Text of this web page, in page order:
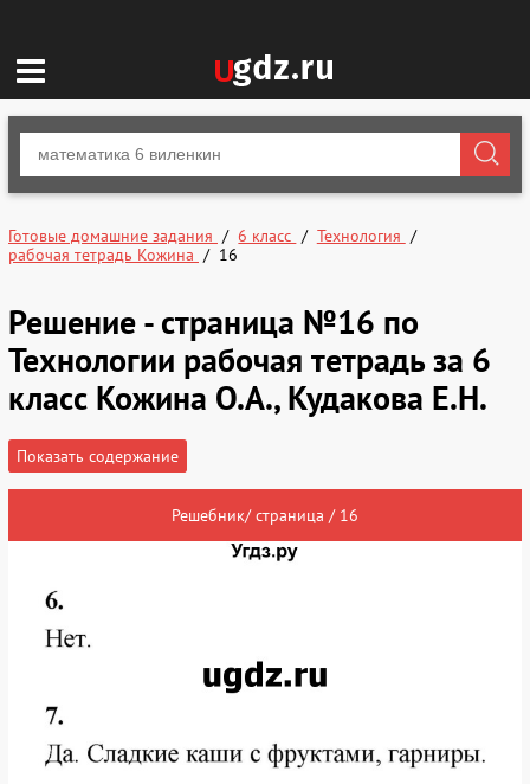
Готовые домашние задания 6 класс
Технология
рабочая тетрадь Кожина
16
Решение - страница №16 по
Технологии рабочая тетрадь за 6
класс Кожина О.А., Кудакова Е.Н.
Показать содержание
Решебник/ страница / 16